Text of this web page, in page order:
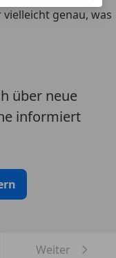
genau, was
über neue
informiert
Weiter